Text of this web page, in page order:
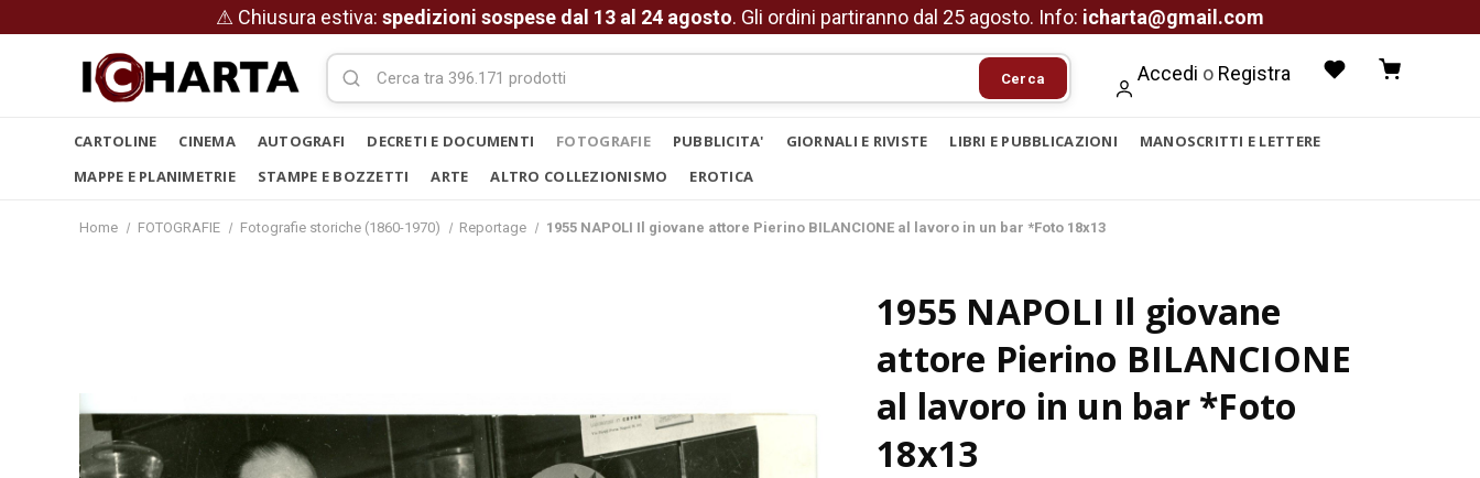
⚠ Chiusura estiva: spedizioni sospese dal 13 al 24 agosto. Gli ordini partiranno dal 25 agosto. Info: icharta@gmail.com
Cerca Accedi o Registra
CARTOLINE CINEMA AUTOGRAFI DECRETI E DOCUMENTI FOTOGRAFIE PUBBLICITA' GIORNALI E RIVISTE LIBRI E PUBBLICAZIONI
MANOSCRITTI E LETTERE
MAPPE E PLANIMETRIE
STAMPE E BOZZETTI ARTE ALTRO COLLEZIONISMO EROTICA
Home FOTOGRAFIE Fotografie storiche (1860-1970) Reportage 1955 NAPOLI Il giovane attore Pierino BILANCIONE al lavoro in un bar *Foto 18x13
1955 NAPOLI Il giovane
attore Pierino BILANCIONE
al lavoro in un bar *Foto
18x13